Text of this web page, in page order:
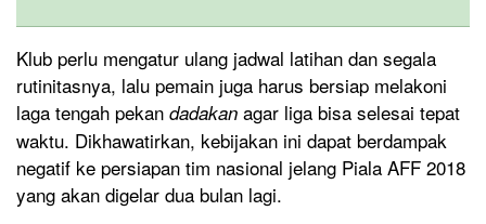
Klub perlu mengatur ulang jadwal latihan dan segala
rutinitasnya, lalu pemain juga harus bersiap melakoni
laga tengah pekan dadakan agar liga bisa selesai tepat
waktu. Dikhawatirkan, kebijakan ini dapat berdampak
negatif ke persiapan tim nasional jelang Piala AFF 2018
yang akan digelar dua bulan lagi.